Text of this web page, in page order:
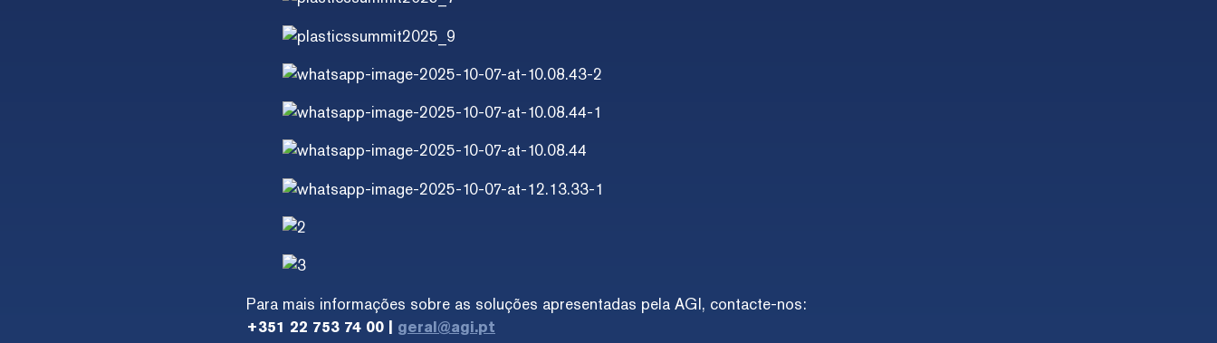
Para mais informações sobre as soluções apresentadas pela AGI, contacte-nos:
+351 22 753 74 00 | geral@agi.pt